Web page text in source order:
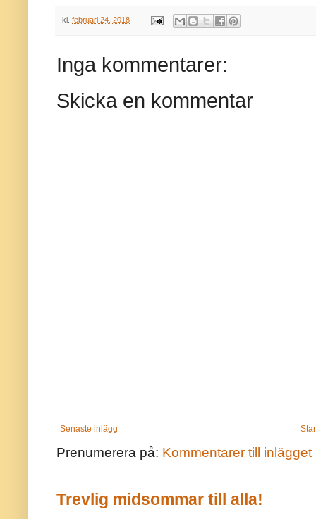
kl. februari 24, 2018
Inga kommentarer:
Skicka en kommentar
Senaste inlägg
Prenumerera på: Kommentarer till inlägget
Trevlig midsommar till alla!